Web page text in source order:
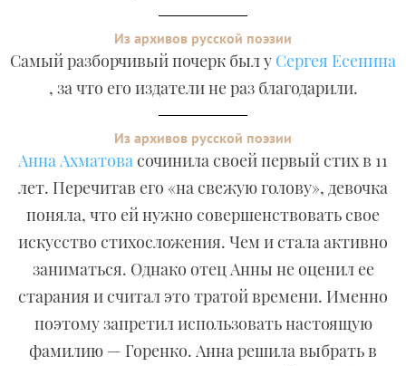
Из архивов русской поэзии
Самый разборчивый почерк был у Сергея Есенина
, за что его издатели не раз благодарили.
Из архивов русской поэзии
Анна Ахматовасочинила своей первый стих в 11
лет. Перечитав его «на свежую голову», девочка
поняла, что ей нужно совершенствовать свое
искусство стихосложения. Чем и стала активно
заниматься. Однако отец Анны не оценил ее
старания и считал это тратой времени. Именно
поэтому запретил использовать настоящую
фамилию — Горенко. Анна решила выбрать в